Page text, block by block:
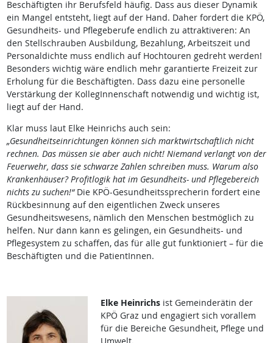
Beschäftigten ihr Berufsfeld häufig. Dass aus dieser Dynamik
ein Mangel entsteht, liegt auf der Hand. Daher fordert die KPÖ,
Gesundheits- und Pflegeberufe endlich zu attraktiveren: An
den Stellschrauben Ausbildung, Bezahlung, Arbeitszeit und
Personaldichte muss endlich auf Hochtouren gedreht werden!
Besonders wichtig wäre endlich mehr garantierte Freizeit zur
Erholung für die Beschäftigten. Dass dazu eine personelle
Verstärkung der KollegInnenschaft notwendig und wichtig ist,
liegt auf der Hand.
Klar muss laut Elke Heinrichs auch sein:
„Gesundheitseinrichtungen können sich marktwirtschaftlich nicht
rechnen. Das müssen sie aber auch nicht! Niemand verlangt von der
Feuerwehr, dass sie schwarze Zahlen schreiben muss. Warum also
Krankenhäuser? Profitlogik hat im Gesundheits- und Pflegebereich
nichts zu suchen!“ Die KPÖ-Gesundheitssprecherin fordert eine
Rückbesinnung auf den eigentlichen Zweck unseres
Gesundheitswesens, nämlich den Menschen bestmöglich zu
helfen. Nur dann kann es gelingen, ein Gesundheits- und
Pflegesystem zu schaffen, das für alle gut funktioniert – für die
Beschäftigten und die PatientInnen.
Elke Heinrichsist Gemeinderätin der
KPÖ Graz und engagiert sich vorallem
für die Bereiche Gesundheit, Pflege und